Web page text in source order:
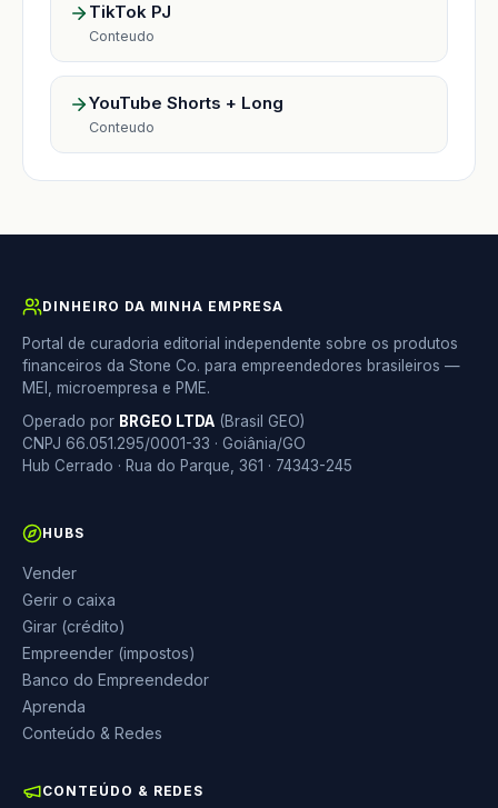
TikTok PJ
Conteudo
YouTube Shorts + Long
Conteudo
DINHEIRO DA MINHA EMPRESA
Portal de curadoria editorial independente sobre os produtos
financeiros da Stone Co. para empreendedores brasileiros —
MEI, microempresa e PME.
Operado por BRGEO LTDA (Brasil GEO)
CNPJ 66.051.295/0001-33 · Goiânia/GO
Hub Cerrado · Rua do Parque, 361 · 74343-245
HUBS
Vender
Gerir o caixa
Girar (crédito)
Empreender (impostos)
Banco do Empreendedor
Aprenda
Conteúdo & Redes
CONTEÚDO & REDES